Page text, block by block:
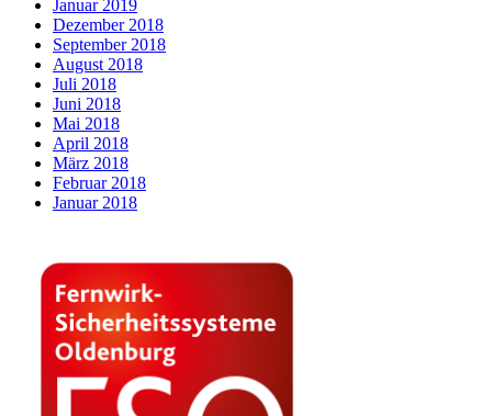
Januar 2019
Dezember 2018
September 2018
August 2018
Juli 2018
Juni 2018
Mai 2018
April 2018
März 2018
Februar 2018
Januar 2018